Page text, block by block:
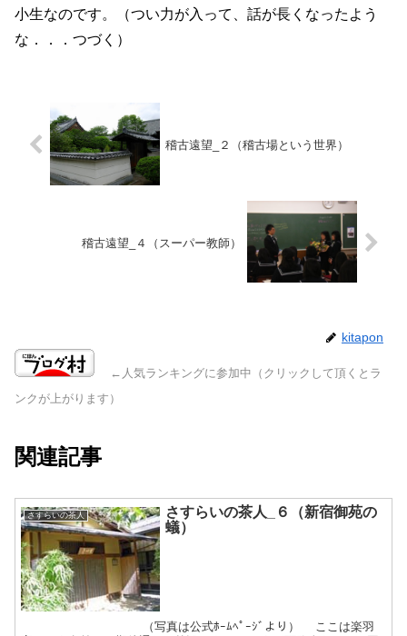
小生なのです。（つい力が入って、話が長くなったよう
な．．．つづく）
稽古遠望_２（稽古場という世界）
稽古遠望_４（スーパー教師）
kitapon
←人気ランキングに参加中（クリックして頂くとラ
ンクが上がります）
関連記事
さすらいの茶人
さすらいの茶人_６（新宿御苑の
蟻）
（写真は公式ﾎｰﾑﾍﾟｰｼﾞより） ここは楽羽